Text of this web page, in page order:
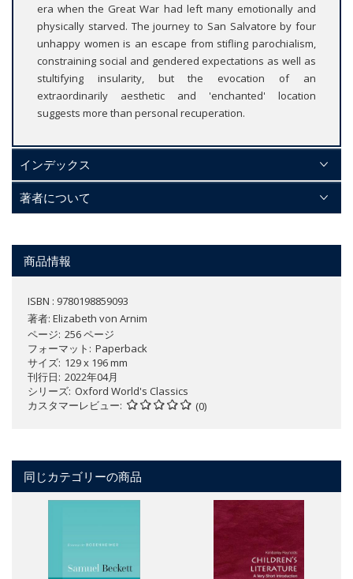
era when the Great War had left many emotionally and
physically starved. The journey to San Salvatore by four
unhappy women is an escape from stifling parochialism,
constraining social and gendered expectations as well as
stultifying insularity, but the evocation of an
extraordinarily aesthetic and 'enchanted' location
suggests more than personal recuperation.
インデックス
著者について
商品情報
ISBN : 9780198859093
著者: Elizabeth von Arnim
ページ 256 ページ
フォーマット
Paperback
サイズ 129 x 196 mm
刊行日 2022年04月
シリーズ Oxford World's Classics
カスタマーレビュー
(0)
同じカテゴリーの商品